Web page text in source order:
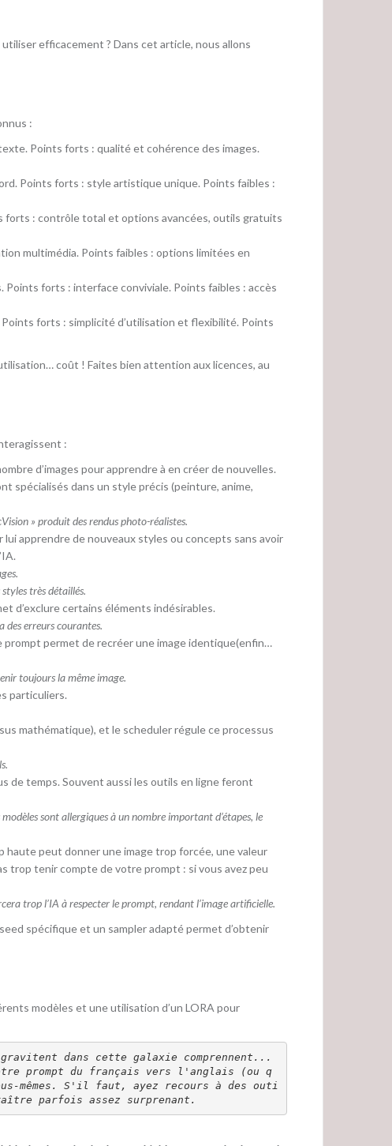
efficacement ? Dans cet article, nous allons
:
Points forts : qualité et cohérence des images.
Points forts : style artistique unique. Points faibles :
forts : contrôle total et options avancées, outils gratuits
multimédia. Points faibles : options limitées en
forts : interface conviviale. Points faibles : accès
forts : simplicité d’utilisation et flexibilité. Points
coût ! Faites bien attention aux licences, au
:
d’images pour apprendre à en créer de nouvelles.
spécialisés dans un style précis (peinture, anime,
» produit des rendus photo-réalistes.
apprendre de nouveaux styles ou concepts sans avoir
très détaillés.
d’exclure certains éléments indésirables.
des erreurs courantes.
prompt permet de recréer une image identique(enfin…
toujours la même image.
particuliers.
mathématique), et le scheduler régule ce processus
de temps. Souvent aussi les outils en ligne feront
sont allergiques à un nombre important d’étapes, le
haute peut donner une image trop forcée, une valeur
trop tenir compte de votre prompt : si vous avez peu
trop l’IA à respecter le prompt, rendant l’image artificielle.
spécifique et un sampler adapté permet d’obtenir
modèles et une utilisation d’un LORA pour
prompt du français vers l'anglais (ou q
mêmes. S'il faut, ayez recours à des outi
parfois assez surprenant.